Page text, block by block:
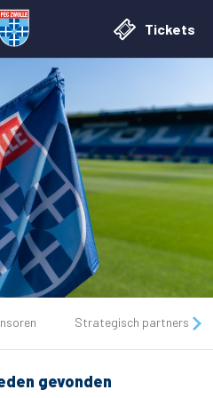
Tickets
Strategisch partners
gevonden